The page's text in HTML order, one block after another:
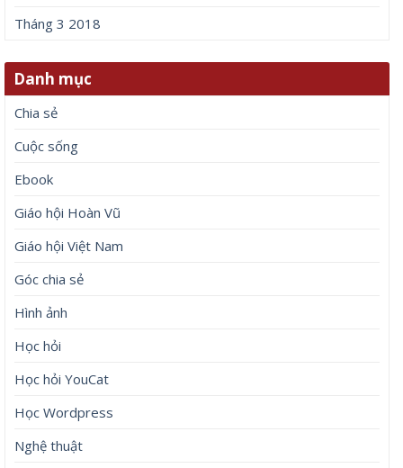
Tháng 3 2018
Danh mục
Chia sẻ
Cuộc sống
Ebook
Giáo hội Hoàn Vũ
Giáo hội Việt Nam
Góc chia sẻ
Hình ảnh
Học hỏi
Học hỏi YouCat
Học Wordpress
Nghệ thuật